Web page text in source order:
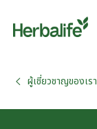
ผู้เชี่ยวชาญของเรา